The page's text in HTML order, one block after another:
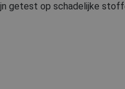
getest op schadelijke DUTCH